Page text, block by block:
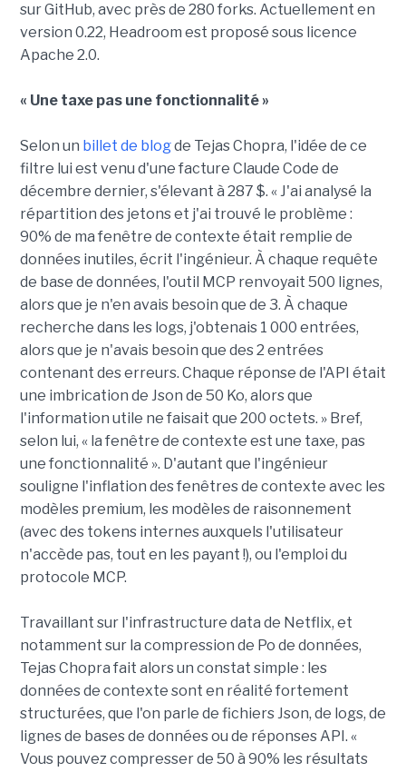
sur GitHub, avec près de 280 forks. Actuellement en
version 0.22, Headroom est proposé sous licence
Apache 2.0.
« Une taxe pas une fonctionnalité »
Selon un billet de blogde Tejas Chopra, l'idée de ce
filtre lui est venu d'une facture Claude Code de
décembre dernier, s'élevant à 287 $. « J'ai analysé la
répartition des jetons et j'ai trouvé le problème :
90% de ma fenêtre de contexte était remplie de
données inutiles, écrit l'ingénieur. À chaque requête
de base de données, l'outil MCP renvoyait 500 lignes,
alors que je n'en avais besoin que de 3. À chaque
recherche dans les logs, j'obtenais 1 000 entrées,
alors que je n'avais besoin que des 2 entrées
contenant des erreurs. Chaque réponse de l'API était
une imbrication de Json de 50 Ko, alors que
l'information utile ne faisait que 200 octets. » Bref,
selon lui, « la fenêtre de contexte est une taxe, pas
une fonctionnalité ». D'autant que l'ingénieur
souligne l'inflation des fenêtres de contexte avec les
modèles premium, les modèles de raisonnement
(avec des tokens internes auxquels l'utilisateur
n'accède pas, tout en les payant !), ou l'emploi du
protocole MCP.
Travaillant sur l'infrastructure data de Netflix, et
notamment sur la compression de Po de données,
Tejas Chopra fait alors un constat simple : les
données de contexte sont en réalité fortement
structurées, que l'on parle de fichiers Json, de logs, de
lignes de bases de données ou de réponses API. «
Vous pouvez compresser de 50 à 90% les résultats